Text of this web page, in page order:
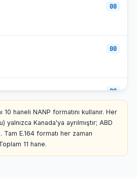
AT
AT
+1-867 PT (yıl
boyu)
+1-867 ET
+1-800 /
888 / 877 /
00
00
00
10 haneli NANP formatını kullanır. Her
yalnızca Kanada'ya ayrılmıştır; ABD
Tam E.164 formatı her zaman
11 hane.